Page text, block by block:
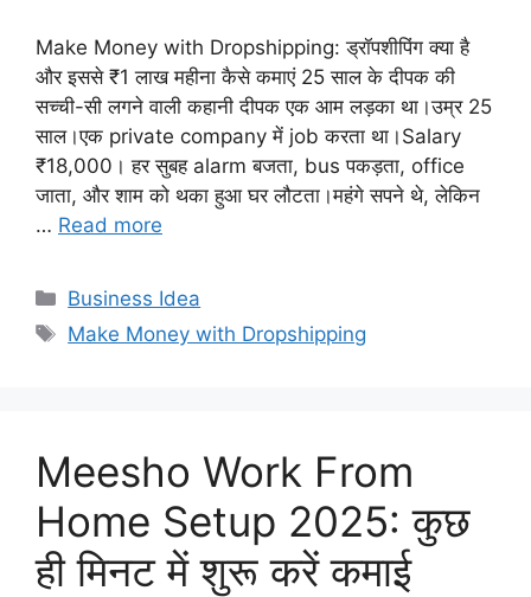
Make Money with Dropshipping: ड्रॉपशीपिंग क्या है
और इससे ₹1 लाख महीना कैसे कमाएं 25 साल के दीपक की
सच्ची-सी लगने वाली कहानी दीपक एक आम लड़का था।उम्र 25
साल।एक private company में job करता था।Salary
₹18,000। हर सुबह alarm बजता, bus पकड़ता, office
जाता, और शाम को थका हुआ घर लौटता।महंगे सपने थे, लेकिन
… Read more
Categories
Business Idea
Tags
Make Money with Dropshipping
Meesho Work From
Home Setup 2025: कुछ
ही मिनट में शुरू करें कमाई